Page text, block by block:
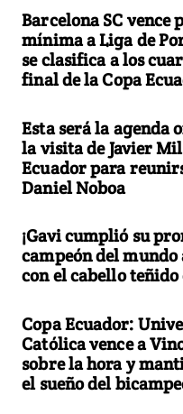
Barcelona SC vence
mínima a Liga de
se clasifica a los
final de la Copa
Esta será la agenda
la visita de Javier
Ecuador para
Daniel Noboa
¡Gavi cumplió su
campeón del
con el cabello teñido
Copa Ecuador:
Católica vence a
sobre la hora y
el sueño del